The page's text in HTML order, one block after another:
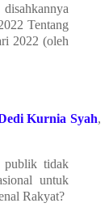
Tentang
2022 (oleh
Kurnia Syah,
publik tidak
untuk
Rakyat?